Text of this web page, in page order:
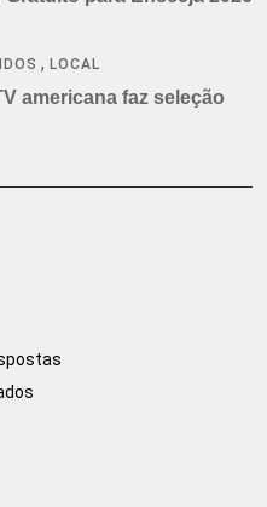
,LOCAL
americana faz seleção